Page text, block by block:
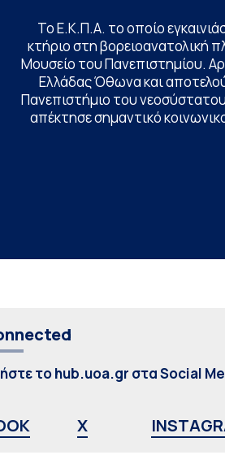
Το Ε.Κ.Π.Α. το οποίο
κτήριο στη βορειοανατολική
Μουσείο του Πανεπιστημίου.
Ελλάδας Όθωνα και
Πανεπιστήμιο του νεοσύστατου
απέκτησε σημαντικό
το hub.uoa.gr στα Social
X